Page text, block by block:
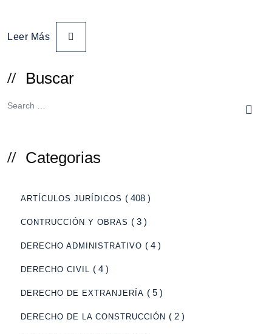
Leer Más
Buscar
Categorias
ARTÍCULOS JURÍDICOS ( 408 )
CONTRUCCIÓN Y OBRAS ( 3 )
DERECHO ADMINISTRATIVO ( 4 )
DERECHO CIVIL ( 4 )
DERECHO DE EXTRANJERÍA ( 5 )
DERECHO DE LA CONSTRUCCIÓN ( 2 )